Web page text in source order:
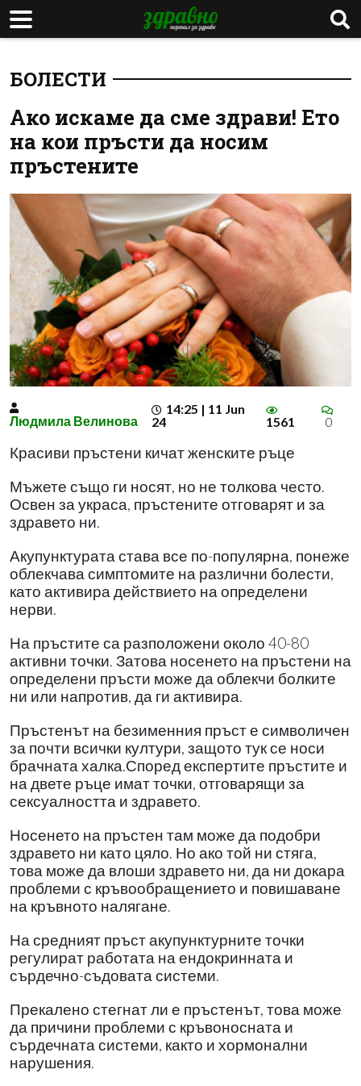
БОЛЕСТИ
Ако искаме да сме здрави! Ето
на кои пръсти да носим
пръстените
Людмила Велинова
14:25 | 11 Jun
24
1561 0
Красиви пръстени кичат женските ръце
Мъжете също ги носят, но не толкова често.
Освен за украса, пръстените отговарят и за
здравето ни.
Акупунктурата става все по-популярна, понеже
облекчава симптомите на различни болести,
като активира действието на определени
нерви.
На пръстите са разположени около 40-80
активни точки. Затова носенето на пръстени на
определени пръсти може да облекчи болките
ни или напротив, да ги активира.
Пръстенът на безименния пръст е символичен
за почти всички култури, защото тук се носи
брачната халка.Според експертите пръстите и
на двете ръце имат точки, отговарящи за
сексуалността и здравето.
Носенето на пръстен там може да подобри
здравето ни като цяло. Но ако той ни стяга,
това може да влоши здравето ни, да ни докара
проблеми с кръвообращението и повишаване
на кръвното налягане.
На средният пръст акупунктурните точки
регулират работата на ендокринната и
сърдечно-съдовата системи.
Прекалено стегнат ли е пръстенът, това може
да причини проблеми с кръвоносната и
сърдечната системи, както и хормонални
нарушения.